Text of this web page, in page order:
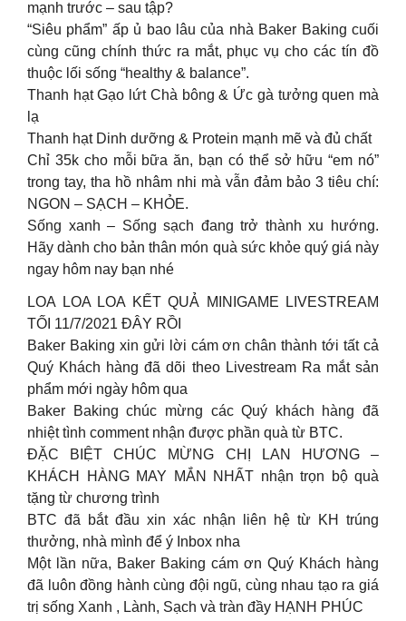
mạnh trước – sau tập?
“Siêu phẩm” ấp ủ bao lâu của nhà Baker Baking cuối
cùng cũng chính thức ra mắt, phục vụ cho các tín đồ
thuộc lối sống “healthy & balance”.
Thanh hạt Gạo lứt Chà bông & Ức gà tưởng quen mà
lạ
Thanh hạt Dinh dưỡng & Protein mạnh mẽ và đủ chất
Chỉ 35k cho mỗi bữa ăn, bạn có thể sở hữu “em nó”
trong tay, tha hồ nhâm nhi mà vẫn đảm bảo 3 tiêu chí:
NGON – SẠCH – KHỎE.
Sống xanh – Sống sạch đang trở thành xu hướng.
Hãy dành cho bản thân món quà sức khỏe quý giá này
ngay hôm nay bạn nhé
LOA LOA LOA KẾT QUẢ MINIGAME LIVESTREAM
TỐI 11/7/2021 ĐÂY RỒI
Baker Baking xin gửi lời cám ơn chân thành tới tất cả
Quý Khách hàng đã dõi theo Livestream Ra mắt sản
phẩm mới ngày hôm qua
Baker Baking chúc mừng các Quý khách hàng đã
nhiệt tình comment nhận được phần quà từ BTC.
ĐẶC BIỆT CHÚC MỪNG CHỊ LAN HƯƠNG –
KHÁCH HÀNG MAY MẮN NHẤT nhận trọn bộ quà
tặng từ chương trình
BTC đã bắt đầu xin xác nhận liên hệ từ KH trúng
thưởng, nhà mình để ý Inbox nha
Một lần nữa, Baker Baking cám ơn Quý Khách hàng
đã luôn đồng hành cùng đội ngũ, cùng nhau tạo ra giá
trị sống Xanh , Lành, Sạch và tràn đầy HẠNH PHÚC